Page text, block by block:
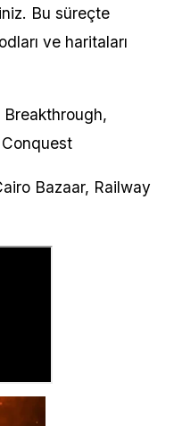
Bu süreçte
ve haritaları
Bazaar, Railway